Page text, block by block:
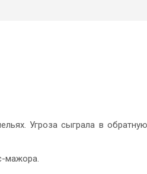
Угроза сыграла в обратную
мажора.